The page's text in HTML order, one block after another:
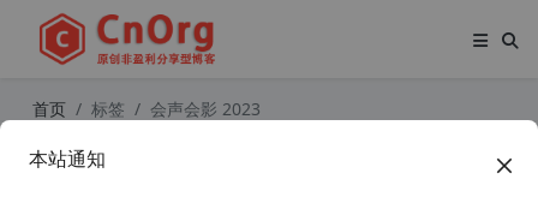
首页 标签 会声会影 2023
本站通知